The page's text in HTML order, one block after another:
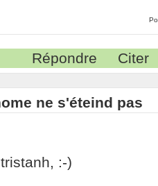
Répondre Citer
ne s'éteind pas
:-)